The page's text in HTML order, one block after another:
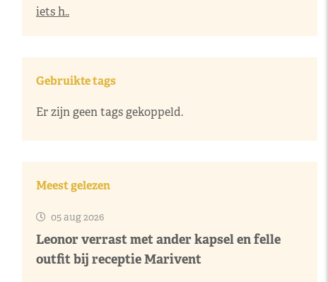
iets h..
Gebruikte tags
Er zijn geen tags gekoppeld.
Meest gelezen
05 aug 2026
Leonor verrast met ander kapsel en felle
outfit bij receptie Marivent